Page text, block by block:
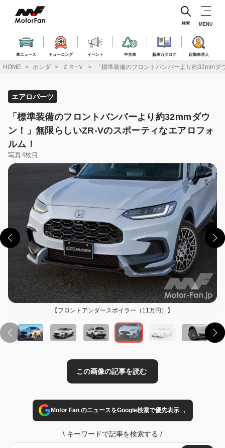
ス
車ニュース チューニング イベント 中古車 新車カタログ 自動車求人
検索 MENU
HOME ホンダ ＺＲ−Ｖ 「標準装備のフロントバンパーより約32mm
エアロパーツ
「標準装備のフロントバンパーより約32mmダウ
ン！」無限らしいZR-Vのスポーティなエアロフォ
ルム！
写真4枚目
【フロントアンダースポイラー（11万円）】
この画像の記事を読む
Motor Fan のニュースをGoogle検索で優先表示→
\ キーワードで記事を検索する /